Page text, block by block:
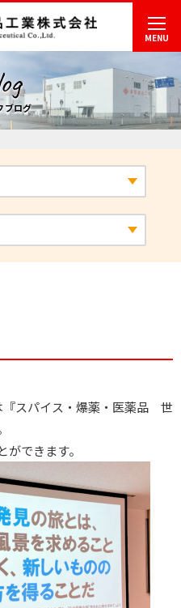
MENU
ブログ
『スパイス・爆薬・医薬品 世
できます。